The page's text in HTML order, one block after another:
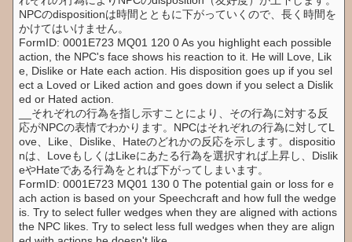
NPCのdispositionは時間とともに下がっていくので、長く時間を
かけてはいけません。
FormID: 0001E723 MQ01 120 0 As you highlight each possible
action, the NPC's face shows his reaction to it. He will Love, Lik
e, Dislike or Hate each action. His disposition goes up if you sel
ect a Loved or Liked action and goes down if you select a Dislik
ed or Hated action.
__それぞれの行為を指し示すことにより、その行為に対する反
応がNPCの表情でわかります。NPCはそれぞれの行為に対してL
ove、Like、Dislike、Hateのどれかの反応を示します。dispositio
nは、LoveもしくはLikeにあたる行為を選択すれば上昇し、Dislik
eやHateである行為をとれば下がってしまいます。
FormID: 0001E723 MQ01 130 0 The potential gain or loss for e
ach action is based on your Speechcraft and how full the wedge
is. Try to select fuller wedges when they are aligned with actions
the NPC likes. Try to select less full wedges when they are align